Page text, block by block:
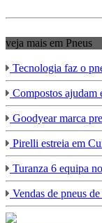
veja mais em Pneus
Tecnologia faz o
Compostos ajudam
Goodyear marca
Pirelli estreia em
Turanza 6 equipa
Vendas de pneus